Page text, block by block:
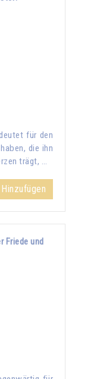
für den
die ihn
trägt, …
Hinzufügen
Friede und